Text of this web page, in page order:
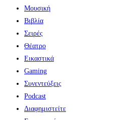
Μουσική
Βιβλία
Σειρές
Θέατρο
Εικαστικά
Gaming
Συνεντεύξεις
Podcast
Διαφημιστείτε